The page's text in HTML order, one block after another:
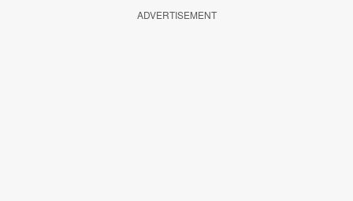
ADVERTISEMENT